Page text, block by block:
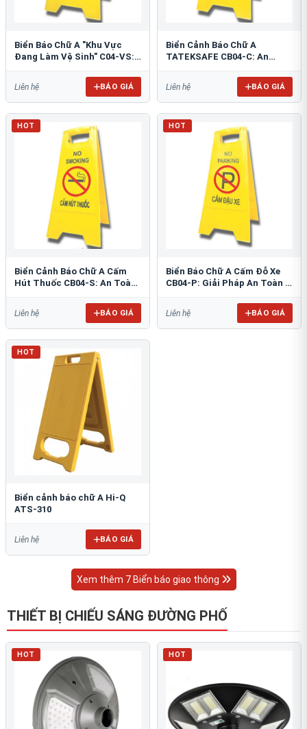
Biển Báo Chữ A "Khu Vực
Đang Làm Vệ Sinh" C04-VS:
Liên hệ BÁO GIÁ
Biển Cảnh Báo Chữ A
TATEKSAFE CB04-C: An
Liên hệ BÁO GIÁ
HOT
Biển Cảnh Báo Chữ A Cấm
Hút Thuốc CB04-S: An Toàn
Liên hệ BÁO GIÁ
HOT
Biển Báo Chữ A Cấm Đỗ Xe
CB04-P: Giải Pháp An Toàn &
Liên hệ BÁO GIÁ
HOT
Biển cảnh báo chữ A Hi-Q
ATS-310
Liên hệ BÁO GIÁ
Xem thêm 7 Biển báo giao thông
THIẾT BỊ CHIẾU SÁNG ĐƯỜNG PHỐ
HOT HOT